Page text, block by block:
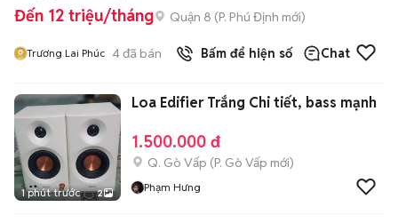
Đến 12 triệu/tháng Quận 8 (P. Phú Định mới)
Trương Lai Phúc 4đã bán Bấm để hiện số Chat
1 phút trước 2
Loa Edifier Trắng Chi tiết, bass mạnh
1.500.000 đ
Q. Gò Vấp (P. Gò Vấp mới)
Phạm Hưng